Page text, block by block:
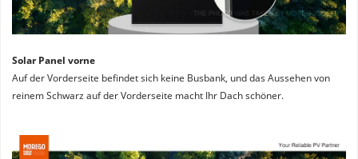
Solar Panel vorne
Auf der Vorderseite befindet sich keine Busbank, und das Aussehen von
reinem Schwarz auf der Vorderseite macht Ihr Dach schöner.